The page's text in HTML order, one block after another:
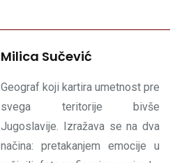
Milica Sučević
Geograf koji kartira umetnost pre
svega teritorije bivše
Jugoslavije. Izražava se na dva
načina: pretakanjem emocije u